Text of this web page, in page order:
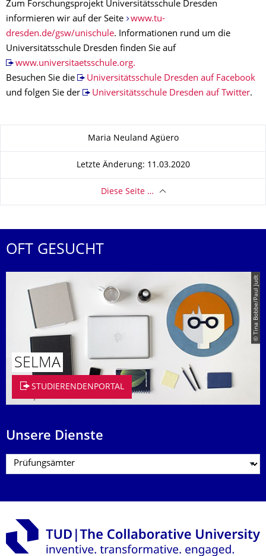
Zum Forschungsprojekt Universitätsschule Dresden
informieren wir auf der Seite
www.tu-
dresden.de/gsw/unischule. Informationen rund um die
Universitätsschule Dresden finden Sie auf
www.universitaetsschule.org.
Besuchen Sie die
Universitätsschule Dresden auf Facebook
und folgen Sie der
Universitätsschule Dresden auf Twitter.
Zu dieser SeiteMaria Neuland Agüero
Letzte Änderung: 11.03.2020
Diese Seite …
OFT GESUCHT
© Tina Bobbe/Paul Judt
SELMA
STUDIERENDENPORTAL
Unsere Dienste